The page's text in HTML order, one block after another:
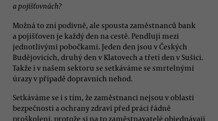
a pojišťovnách?
Možná to zní podivně, ale spousta zaměstnanců bank
a pojišťoven je každý den na cestě. Pendlují mezi
jednotlivými pobočkami. Jeden den jsou v Českých
Budějovicích, druhý den v Klatovech a třetí den v Sušici.
Takže i v našem sektoru se setkáváme se smrtelnými
úrazy v případě dopravních nehod.
Setkáváme se i s tím, že zaměstnanci nejsou v oblasti
bezpečnosti a ochrany zdraví před práci řádně
proškoleni, protože si na to zaměstnavatelé objednávají